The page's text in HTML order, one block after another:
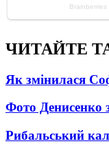
ЧИТАЙТЕ
Як змінилася
Фото Денисенко
Рибальський